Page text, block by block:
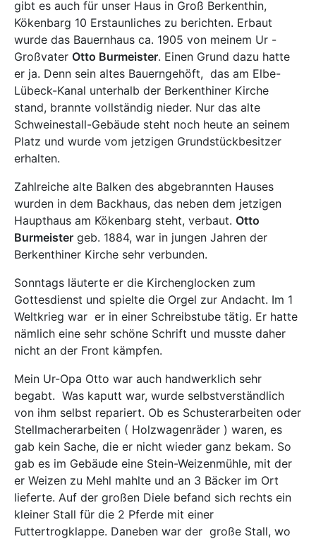
gibt es auch für unser Haus in Groß Berkenthin,
Kökenbarg 10 Erstaunliches zu berichten. Erbaut
wurde das Bauernhaus ca. 1905 von meinem Ur -
Großvater Otto Burmeister. Einen Grund dazu hatte
er ja. Denn sein altes Bauerngehöft, das am Elbe-
Lübeck-Kanal unterhalb der Berkenthiner Kirche
stand, brannte vollständig nieder. Nur das alte
Schweinestall-Gebäude steht noch heute an seinem
Platz und wurde vom jetzigen Grundstückbesitzer
erhalten.
Zahlreiche alte Balken des abgebrannten Hauses
wurden in dem Backhaus, das neben dem jetzigen
Haupthaus am Kökenbarg steht, verbaut. Otto
Burmeister geb. 1884, war in jungen Jahren der
Berkenthiner Kirche sehr verbunden.
Sonntags läuterte er die Kirchenglocken zum
Gottesdienst und spielte die Orgel zur Andacht. Im 1
Weltkrieg war er in einer Schreibstube tätig. Er hatte
nämlich eine sehr schöne Schrift und musste daher
nicht an der Front kämpfen.
Mein Ur-Opa Otto war auch handwerklich sehr
begabt. Was kaputt war, wurde selbstverständlich
von ihm selbst repariert. Ob es Schusterarbeiten oder
Stellmacherarbeiten ( Holzwagenräder ) waren, es
gab kein Sache, die er nicht wieder ganz bekam. So
gab es im Gebäude eine Stein-Weizenmühle, mit der
er Weizen zu Mehl mahlte und an 3 Bäcker im Ort
lieferte. Auf der großen Diele befand sich rechts ein
kleiner Stall für die 2 Pferde mit einer
Futtertrogklappe. Daneben war der große Stall, wo